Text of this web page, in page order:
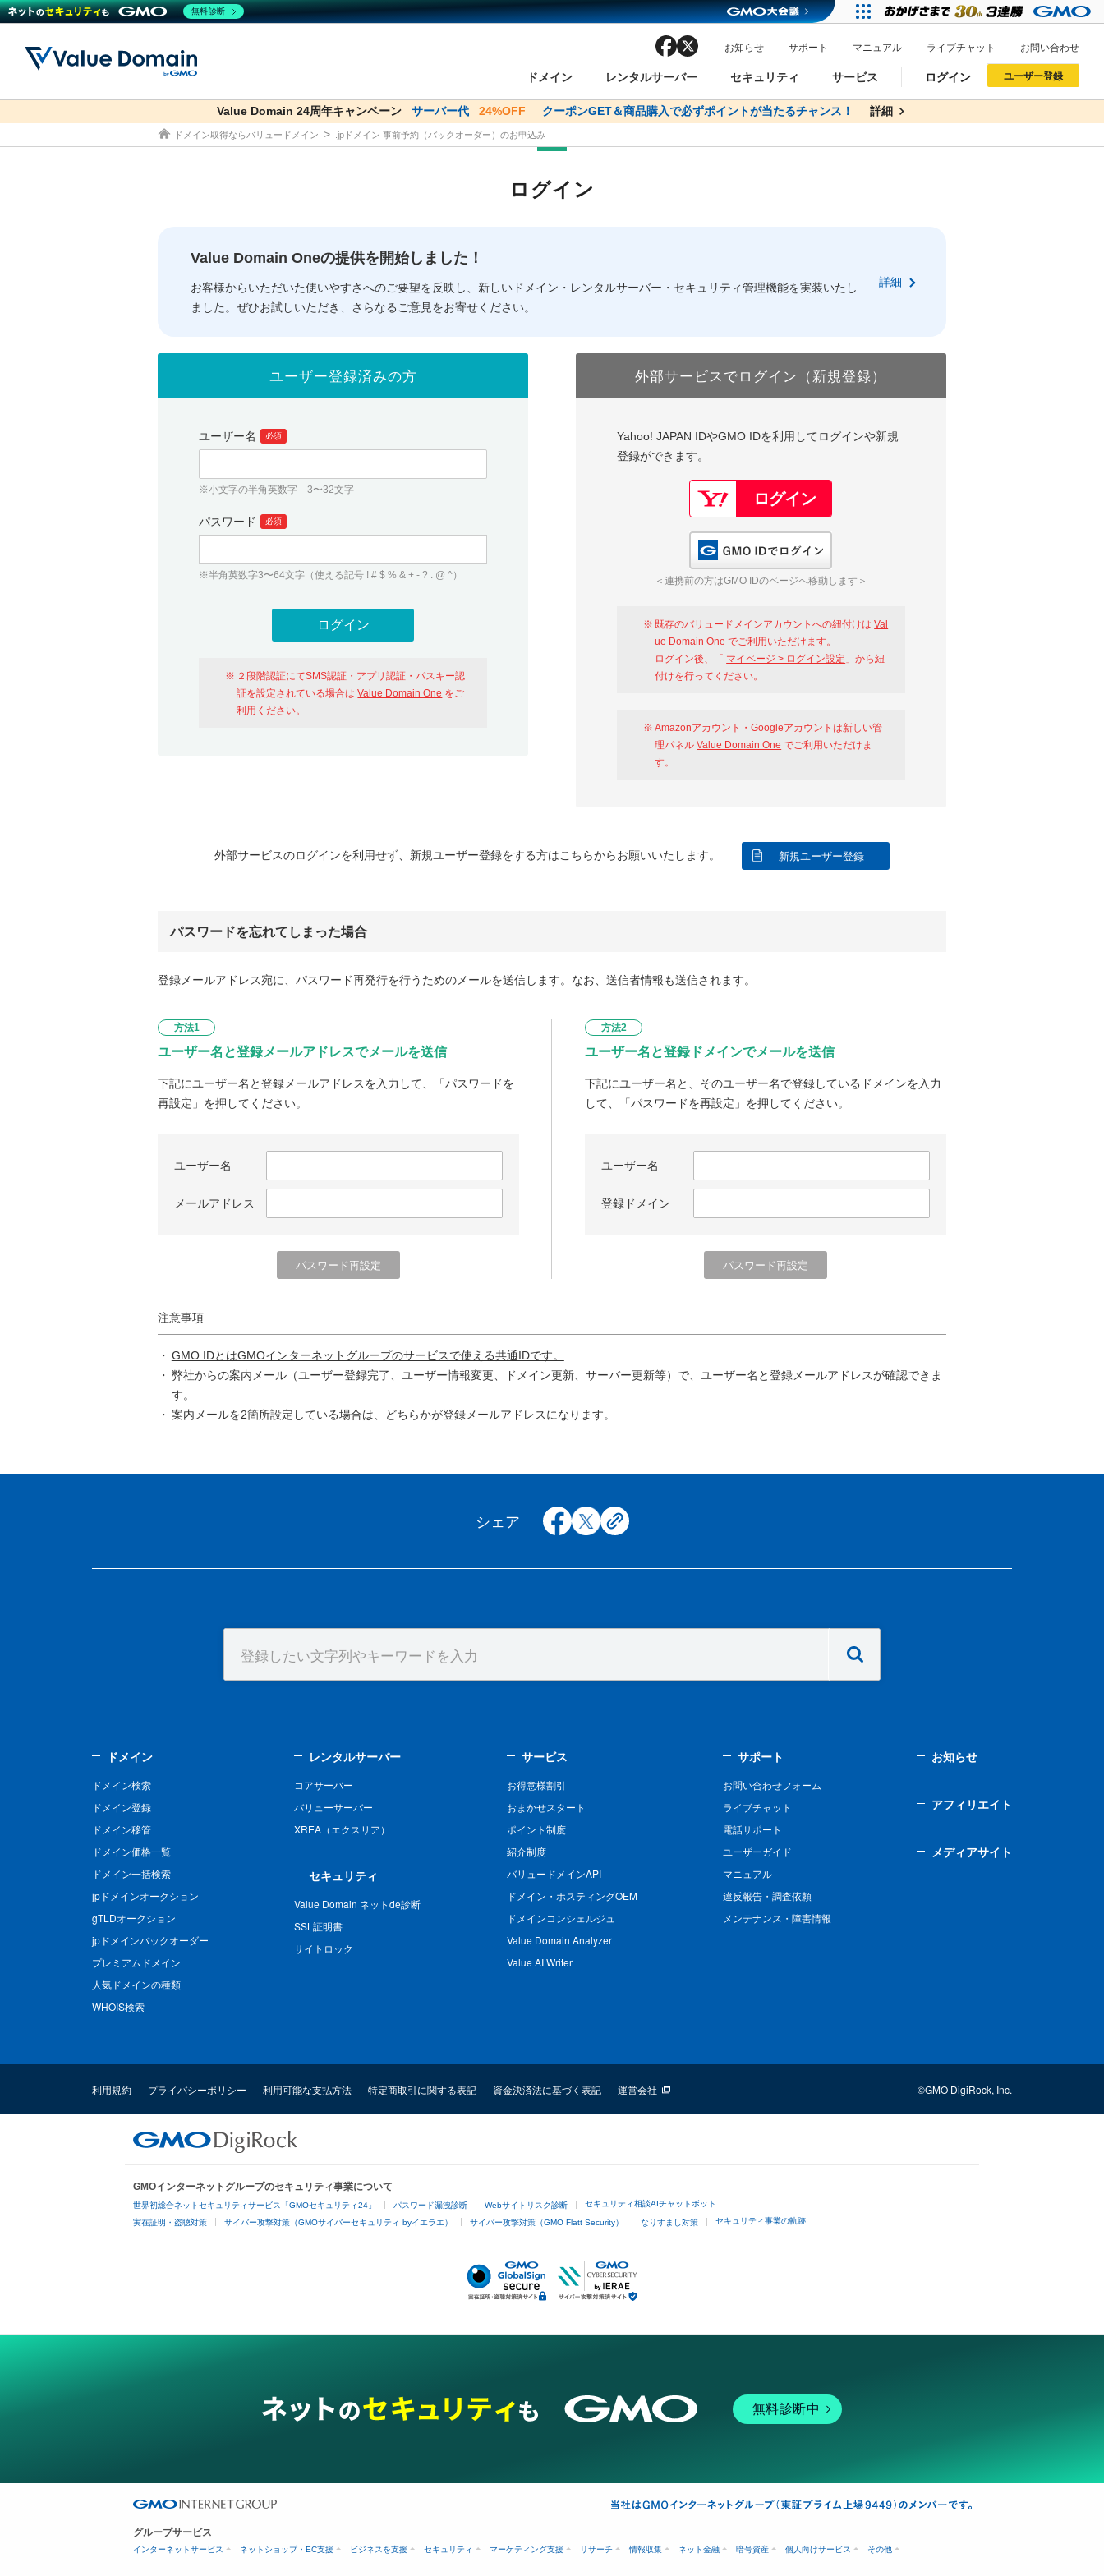
ドメイン
ドメイン ドメイン検索
ドメイン一括検索
人気ドメインの種類 WHOIS検索
レンタルサーバー
レンタルサーバー コアサーバー
セキュリティ
セキュリティ Value Domain ネットde診断
サービス
サービス お得意様割引
バリュードメインAPI
facebook お知らせ サポート マニュアル ライブチャット お問い合わせ
ログイン
従来のバリュードメインをご利用希望の方 おすすめ One レンタルサーバーを含む最新の機能を使う方
以下でもログイン可能
ユーザー登録
従来のバリュードメインをご利用希望の方 おすすめ One レンタルサーバーを含む最新の機能を使う方
以下でも登録可能
Value Domain 24周年キャンペーン サーバー代 24%OFF クーポンGET＆商品購入で必ずポイントが当たるチャンス！ 詳細
co.jpドメイン✕コアサーバーV2ビジネス応援キャンペーン サーバー料金1年間無料 詳細
ドメイン取得ならバリュードメイン .jpドメイン 事前予約（バックオーダー）のお申込み
ログイン
Value Domain Oneの提供を開始しました！
お客様からいただいた使いやすさへのご要望を反映し、新しいドメイン・レンタルサーバー・セキュリティ管理機能を実装いたし
ました。ぜひお試しいただき、さらなるご意見をお寄せください。
詳細
ユーザー登録済みの方
ユーザー名 必須
※小文字の半角英数字 3〜32文字
パスワード 必須
※半角英数字3〜64文字（使える記号 ! # $ % & + - ? . @ ^）
２段階認証にてSMS認証・アプリ認証・パスキー認
証を設定されている場合はValue Domain One をご
利用ください。
外部サービスでログイン（新規登録）
Yahoo! JAPAN IDやGMO IDを利用してログインや新規
登録ができます。
＜連携前の方はGMO IDのページへ移動します＞
既存のバリュードメインアカウントへの紐付けはVal
ue Domain One でご利用いただけます。
ログイン後、「 マイページ > ログイン設定 」から紐
付けを行ってください。
Amazonアカウント・Googleアカウントは新しい管
理パネルValue Domain One でご利用いただけま
す。
外部サービスのログインを利用せず、新規ユーザー登録をする方はこちらからお願いいたします。 新規ユーザー登録
パスワードを忘れてしまった場合
登録メールアドレス宛に、パスワード再発行を行うためのメールを送信します。なお、送信者情報も送信されます。
方法1
ユーザー名と登録メールアドレスでメールを送信
下記にユーザー名と登録メールアドレスを入力して、「パスワードを
再設定」を押してください。
ユーザー名
メールアドレス
方法2
ユーザー名と登録ドメインでメールを送信
下記にユーザー名と、そのユーザー名で登録しているドメインを入力
して、「パスワードを再設定」を押してください。
ユーザー名
登録ドメイン
注意事項
GMO IDとはGMOインターネットグループのサービスで使える共通IDです。
弊社からの案内メール（ユーザー登録完了、ユーザー情報変更、ドメイン更新、サーバー更新等）で、ユーザー名と登録メールアドレスが確認できま
す。
案内メールを2箇所設定している場合は、どちらかが登録メールアドレスになります。
シェア facebook
x copy
ドメイン
ドメイン検索
ドメイン登録
ドメイン移管
ドメイン価格一覧
ドメイン一括検索
jpドメインオークション
gTLDオークション
jpドメインバックオーダー
プレミアムドメイン
人気ドメインの種類
WHOIS検索
レンタルサーバー
コアサーバー
バリューサーバー
XREA（エクスリア）
セキュリティ
Value Domain ネットde診断
SSL証明書
サイトロック
サービス
お得意様割引
おまかせスタート
ポイント制度
紹介制度
バリュードメインAPI
ドメイン・ホスティングOEM
ドメインコンシェルジュ
Value Domain Analyzer
Value AI Writer
サポート
お問い合わせフォーム
ライブチャット
電話サポート
ユーザーガイド
マニュアル
違反報告・調査依頼
メンテナンス・障害情報
お知らせ
アフィリエイト
メディアサイト
利用規約 プライバシーポリシー 利用可能な支払方法 特定商取引に関する表記 資金決済法に基づく表記 運営会社 ©GMO DigiRock, Inc.
GMOインターネットグループのセキュリティ事業について
世界初総合ネットセキュリティサービス「GMOセキュリティ24」 パスワード漏洩診断 Webサイトリスク診断 セキュリティ相談AIチャットボット
実在証明・盗聴対策 サイバー攻撃対策（GMOサイバーセキュリティ byイエラエ） サイバー攻撃対策（GMO Flatt Security） なりすまし対策 セキュリティ事業の軌跡
無料診断中
グループサービス
インターネットサービス ネットショップ・EC支援 ビジネスを支援 セキュリティ マーケティング支援 リサーチ 情報収集 ネット金融 暗号資産 個人向けサービス その他
無料診断